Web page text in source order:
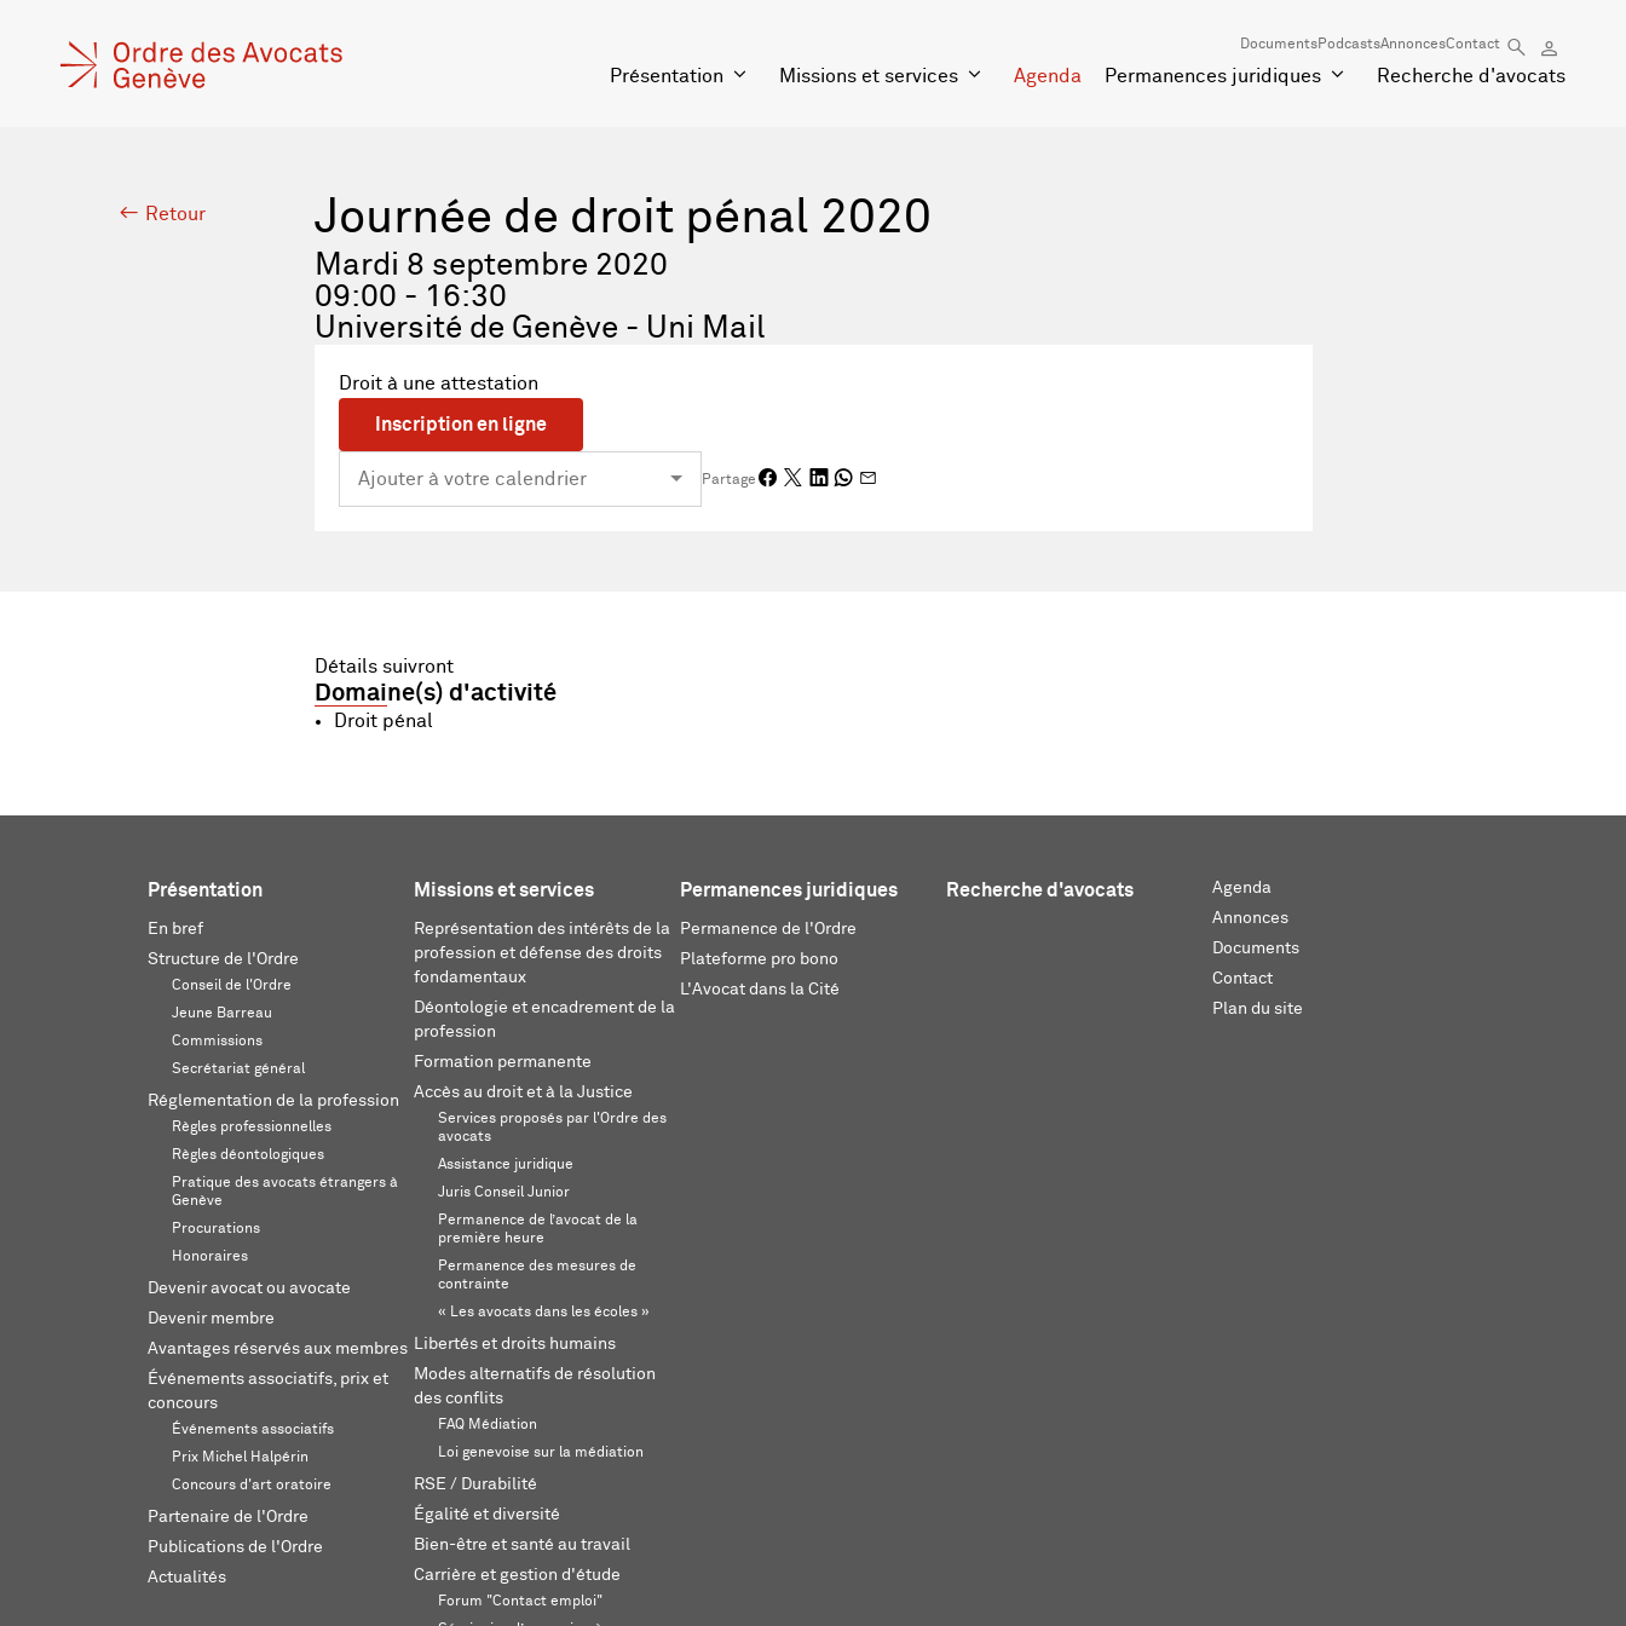
DocumentsPodcastsAnnoncesContact
Présentation Missions et services Agenda Permanences juridiques Recherche d'avocats
Retour Journée de droit pénal 2020
Mardi 8 septembre 2020
09:00 - 16:30
Université de Genève - Uni Mail
Droit à une attestation
Inscription en ligne
Partage
Détails suivront
Domaine(s) d'activité
Droit pénal
Présentation
En bref
Structure de l'Ordre
Conseil de l'Ordre
Jeune Barreau
Commissions
Secrétariat général
Réglementation de la profession
Règles professionnelles
Règles déontologiques
Pratique des avocats étrangers à
Genève
Procurations
Honoraires
Devenir avocat ou avocate
Devenir membre
Avantages réservés aux membres
Événements associatifs, prix et
concours
Événements associatifs
Prix Michel Halpérin
Concours d'art oratoire
Partenaire de l'Ordre
Publications de l'Ordre
Actualités
Missions et services
Représentation des intérêts de la
profession et défense des droits
fondamentaux
Déontologie et encadrement de la
profession
Formation permanente
Accès au droit et à la Justice
Services proposés par l'Ordre des
avocats
Assistance juridique
Juris Conseil Junior
Permanence de l’avocat de la
première heure
Permanence des mesures de
contrainte
« Les avocats dans les écoles »
Libertés et droits humains
Modes alternatifs de résolution
des conflits
FAQ Médiation
Loi genevoise sur la médiation
RSE / Durabilité
Égalité et diversité
Bien-être et santé au travail
Carrière et gestion d'étude
Forum "Contact emploi"
Permanences juridiques
Permanence de l'Ordre
Plateforme pro bono
L'Avocat dans la Cité
Recherche d'avocats
Agenda
Annonces
Documents
Contact
Plan du site